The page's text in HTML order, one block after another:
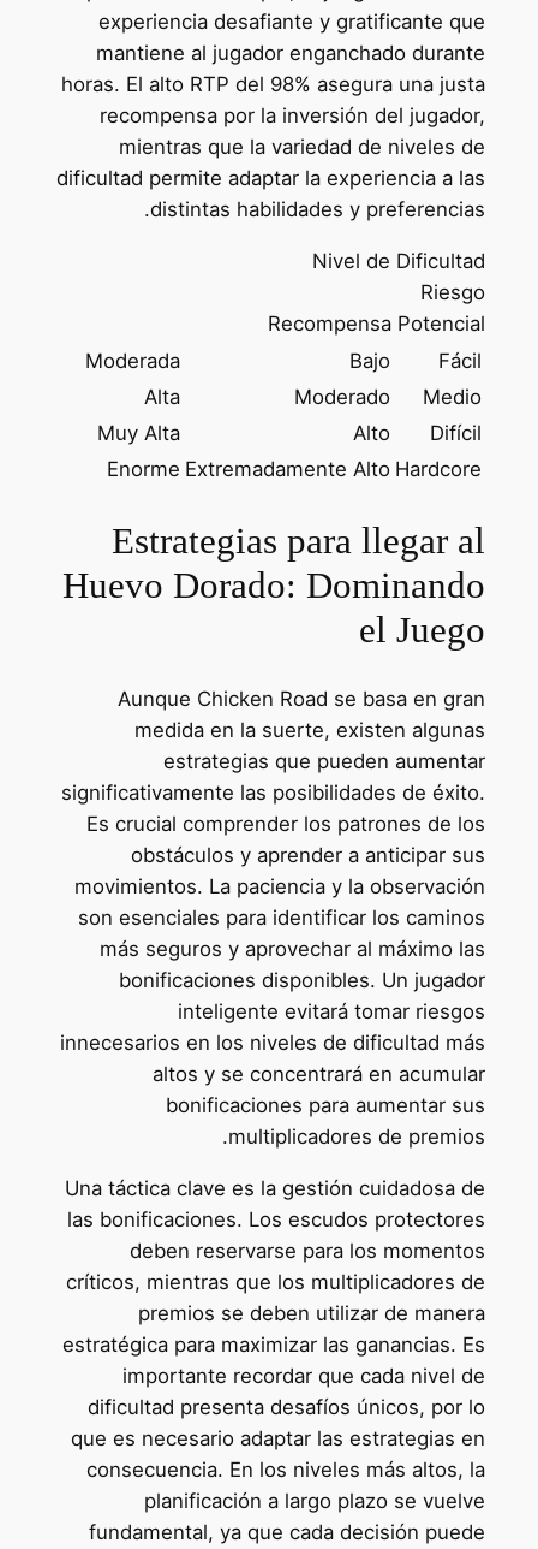
experiencia desafiante y gratificante que
mantiene al jugador enganchado durante
horas. El alto RTP del 98% asegura una justa
recompensa por la inversión del jugador,
mientras que la variedad de niveles de
dificultad permite adaptar la experiencia a las
distintas habilidades y preferencias.
Nivel de Dificultad
Riesgo
Recompensa Potencial
Fácil
Bajo
Moderada
Medio
Moderado
Alta
Difícil
Alto
Muy Alta
Hardcore
Extremadamente Alto
Enorme
Estrategias para llegar al
Huevo Dorado: Dominando
el Juego
Aunque Chicken Road se basa en gran
medida en la suerte, existen algunas
estrategias que pueden aumentar
significativamente las posibilidades de éxito.
Es crucial comprender los patrones de los
obstáculos y aprender a anticipar sus
movimientos. La paciencia y la observación
son esenciales para identificar los caminos
más seguros y aprovechar al máximo las
bonificaciones disponibles. Un jugador
inteligente evitará tomar riesgos
innecesarios en los niveles de dificultad más
altos y se concentrará en acumular
bonificaciones para aumentar sus
multiplicadores de premios.
Una táctica clave es la gestión cuidadosa de
las bonificaciones. Los escudos protectores
deben reservarse para los momentos
críticos, mientras que los multiplicadores de
premios se deben utilizar de manera
estratégica para maximizar las ganancias. Es
importante recordar que cada nivel de
dificultad presenta desafíos únicos, por lo
que es necesario adaptar las estrategias en
consecuencia. En los niveles más altos, la
planificación a largo plazo se vuelve
fundamental, ya que cada decisión puede